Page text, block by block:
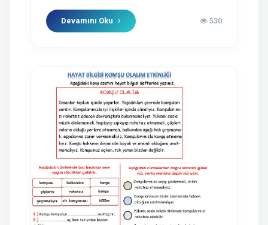
Devamını Oku 530